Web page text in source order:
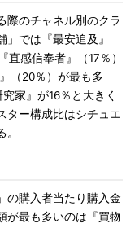
のチャネル別のクラ
では『最安追及』
直感信奉者』（17％）
（20％）が最も多
家』が16％と大きく
ター構成比はシチュエ
の購入者当たり購入金
が最も多いのは『買物